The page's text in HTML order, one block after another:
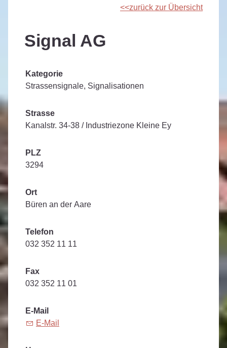
zurück zur Übersicht
Signal AG
Kategorie
Strassensignale, Signalisationen
Strasse
Kanalstr. 34-38 / Industriezone Kleine Ey
PLZ
3294
Ort
Büren an der Aare
Telefon
032 352 11 11
Fax
032 352 11 01
E-Mail
E-Mail